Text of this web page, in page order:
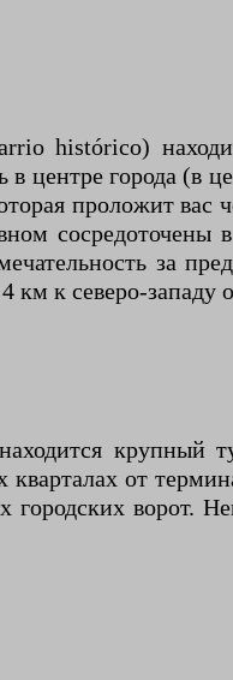
histórico)
в центре города (в
проложит
за
км к северо-западу
крупный
кварталах от
городских ворот.